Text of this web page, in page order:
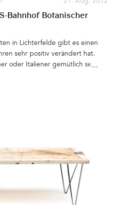
21. Aug. 2012
Bahnhof Botanischer
in Lichterfelde gibt es einen
sehr positiv verändert hat.
oder Italiener gemütlich seine
immer mal wieder im
Die Schätze wechseln hier
Kant und seine Kollegen
vorbei. Ich habe dort schon die
gerade erst zwei alte Stühle,